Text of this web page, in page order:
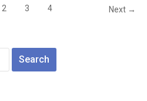
2 3 4 Next →